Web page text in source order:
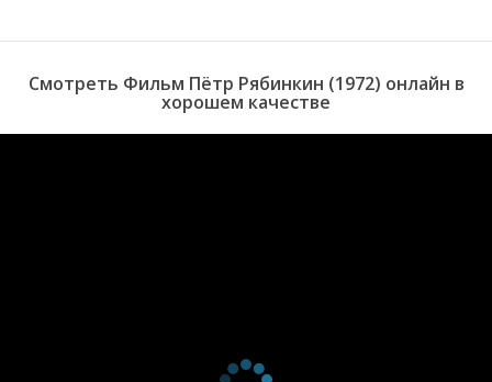
Смотреть Фильм Пётр Рябинкин (1972) онлайн в
хорошем качестве